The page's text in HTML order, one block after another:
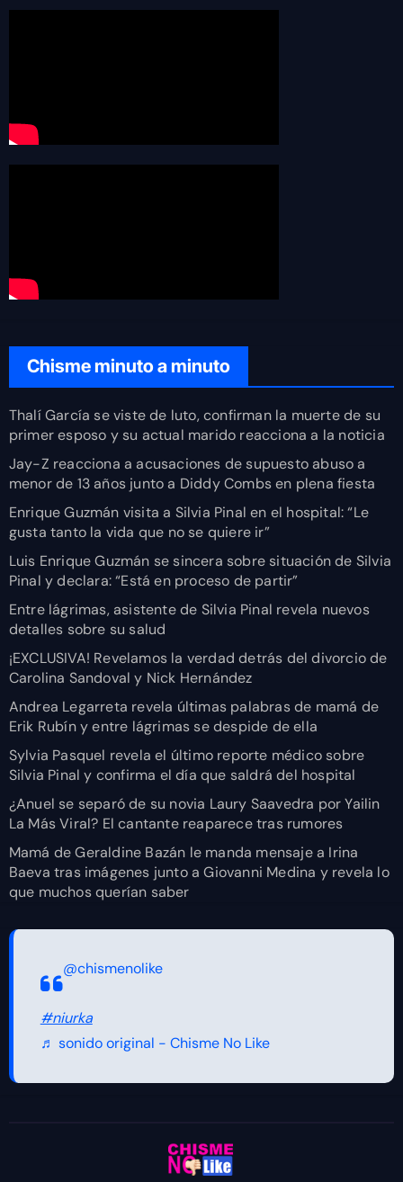
Chisme minuto a minuto
Thalí García se viste de luto, confirman la muerte de su
primer esposo y su actual marido reacciona a la noticia
Jay-Z reacciona a acusaciones de supuesto abuso a
menor de 13 años junto a Diddy Combs en plena fiesta
Enrique Guzmán visita a Silvia Pinal en el hospital: “Le
gusta tanto la vida que no se quiere ir”
Luis Enrique Guzmán se sincera sobre situación de Silvia
Pinal y declara: “Está en proceso de partir”
Entre lágrimas, asistente de Silvia Pinal revela nuevos
detalles sobre su salud
¡EXCLUSIVA! Revelamos la verdad detrás del divorcio de
Carolina Sandoval y Nick Hernández
Andrea Legarreta revela últimas palabras de mamá de
Erik Rubín y entre lágrimas se despide de ella
Sylvia Pasquel revela el último reporte médico sobre
Silvia Pinal y confirma el día que saldrá del hospital
¿Anuel se separó de su novia Laury Saavedra por Yailin
La Más Viral? El cantante reaparece tras rumores
Mamá de Geraldine Bazán le manda mensaje a Irina
Baeva tras imágenes junto a Giovanni Medina y revela lo
que muchos querían saber
@chismenolike
#niurka
♬ sonido original - Chisme No Like